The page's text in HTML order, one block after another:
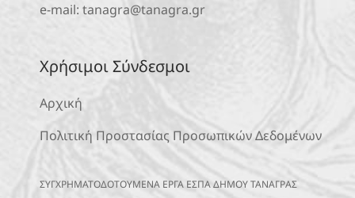
e-mail: tanagra@tanagra.gr
Χρήσιμοι Σύνδεσμοι
Αρχική
Πολιτική Προστασίας Προσωπικών Δεδομένων
ΣΥΓΧΡΗΜΑΤΟΔΟΤΟΥΜΕΝΑ ΕΡΓΑ ΕΣΠΑ ΔΗΜΟΥ ΤΑΝΑΓΡΑΣ